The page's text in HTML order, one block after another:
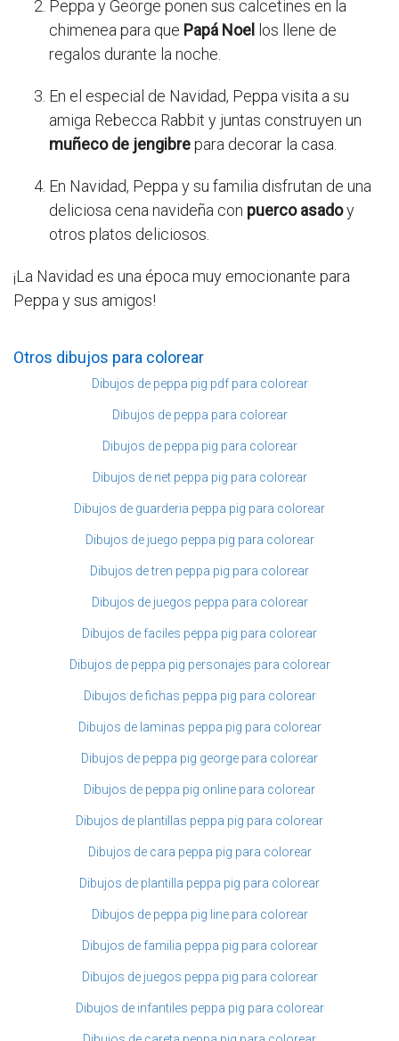
Peppa y George ponen sus calcetines en la
chimenea para que Papá Noel los llene de
regalos durante la noche.
En el especial de Navidad, Peppa visita a su
amiga Rebecca Rabbit y juntas construyen un
muñeco de jengibrepara decorar la casa.
En Navidad, Peppa y su familia disfrutan de una
deliciosa cena navideña con puerco asadoy
otros platos deliciosos.
¡La Navidad es una época muy emocionante para
Peppa y sus amigos!
Otros dibujos para colorear
Dibujos de peppa pig pdf para colorear
Dibujos de peppa para colorear
Dibujos de peppa pig para colorear
Dibujos de net peppa pig para colorear
Dibujos de guarderia peppa pig para colorear
Dibujos de juego peppa pig para colorear
Dibujos de tren peppa pig para colorear
Dibujos de juegos peppa para colorear
Dibujos de faciles peppa pig para colorear
Dibujos de peppa pig personajes para colorear
Dibujos de fichas peppa pig para colorear
Dibujos de laminas peppa pig para colorear
Dibujos de peppa pig george para colorear
Dibujos de peppa pig online para colorear
Dibujos de plantillas peppa pig para colorear
Dibujos de cara peppa pig para colorear
Dibujos de plantilla peppa pig para colorear
Dibujos de peppa pig line para colorear
Dibujos de familia peppa pig para colorear
Dibujos de juegos peppa pig para colorear
Dibujos de infantiles peppa pig para colorear